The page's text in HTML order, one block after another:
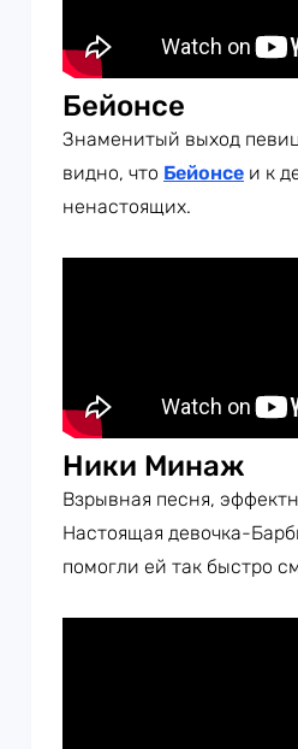
Бейонсе
Знаменитый выход
видно, что Бейонсе и к
ненастоящих.
Ники Минаж
Взрывная песня,
Настоящая девочка-
помогли ей так быстро